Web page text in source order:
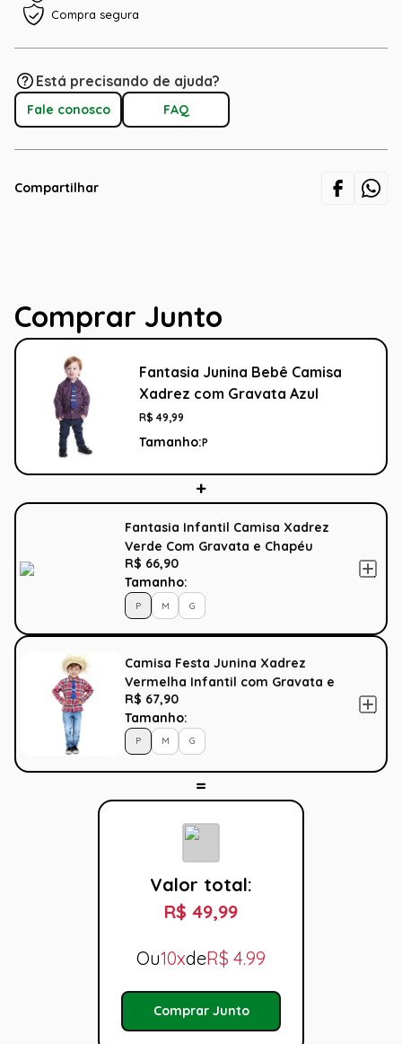
Compra segura
Está precisando de ajuda?
Fale conosco FAQ
Compartilhar
Comprar Junto
Fantasia Junina Bebê Camisa
Xadrez com Gravata Azul
R$ 49,99
Tamanho:P
Fantasia Infantil Camisa Xadrez
Verde Com Gravata e Chapéu
R$ 66,90
Tamanho:
P M G
Camisa Festa Junina Xadrez
Vermelha Infantil com Gravata e
Chapéu
R$ 67,90
Tamanho:
P M G
Valor total:
R$ 49,99
Ou10xdeR$ 4.99
Comprar Junto